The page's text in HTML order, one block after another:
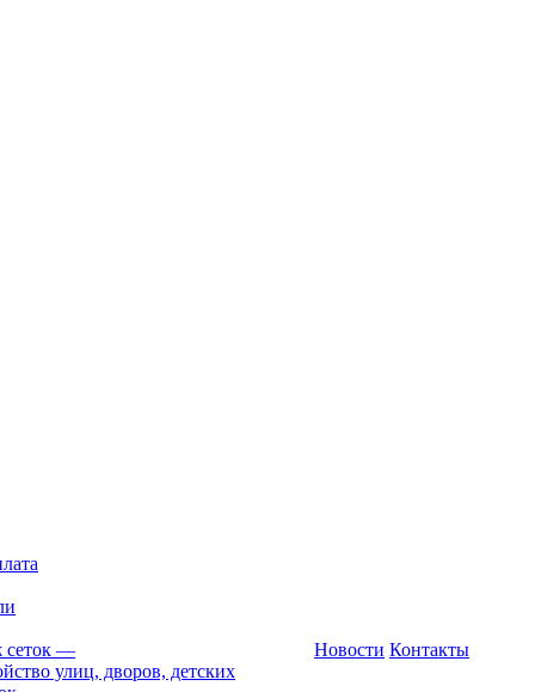
—
улиц, дворов, детских
Новости Контакты